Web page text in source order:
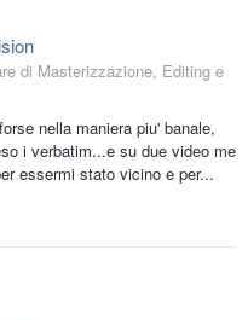
di Masterizzazione, Editing e
nella maniera piu' banale,
i verbatim...e su due video me
essermi stato vicino e per...